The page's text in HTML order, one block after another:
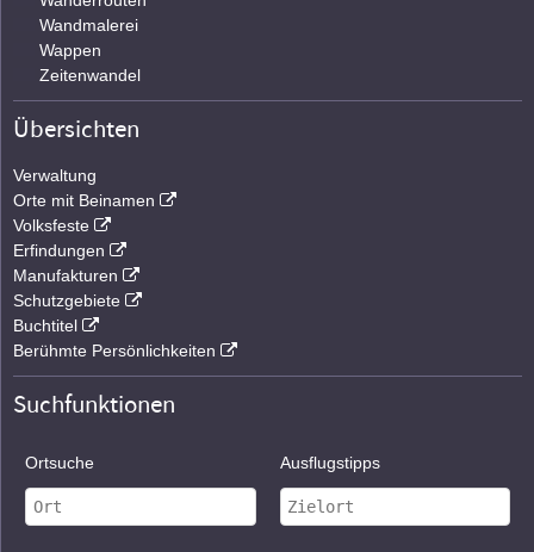
Wandmalerei
Wappen
Zeitenwandel
Übersichten
Verwaltung
Orte mit Beinamen
Volksfeste
Erfindungen
Manufakturen
Schutzgebiete
Buchtitel
Berühmte Persönlichkeiten
Suchfunktionen
Ortsuche Ausflugstipps